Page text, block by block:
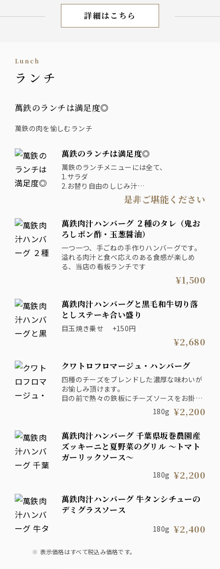
ランチコース
詳細はこちら
lunch
ランチ
萬鉄のランチは満足度◎
萬鉄の肉を愉しむランチ
萬鉄のランチは満足度◎
萬鉄のランチメニューには全て、
1.サラダ
2.お替り自由のしじみ汁
カレーだけでもご飯がどんどん進む、満足感
たっぷりの内容です。
是非ご堪能ください
萬鉄肉汁ハンバーグ ２種のタレ（鬼お
ろしポン酢・玉葱醤油）
一つ一つ、手ごねの手作りハンバーグです。
溢れる肉汁と食べ応えのある食感が楽しめ
る、当店の看板ランチです
¥1,500
萬鉄肉汁ハンバーグと黒毛和牛切り落
としステーキ合い盛り
目玉焼き乗せ +150円
¥2,680
クワトロフロマージュ・ハンバーグ
四種のチーズをブレンドした濃厚な味わいが
お愉しみ頂けます。
目の前で熱々の鉄板にチーズソースをお掛け
180g ¥2,200
萬鉄肉汁ハンバーグ 千葉県坂巻農園産
ズッキーニと夏野菜のグリル ～トマト
ガーリックソース～
180g ¥2,200
萬鉄肉汁ハンバーグ 牛タンシチューの
デミグラスソース
180g ¥2,400
表示価格はすべて税込み価格です。